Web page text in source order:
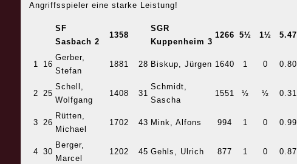
Angriffsspieler eine starke Leistung!
SF
Sasbach 2
1358
SGR
Kuppenheim 3
1266 5½ 1½ 5.47
1 16
Gerber,
Stefan
1881 28 Biskup, Jürgen 1640 1 0 0.80
2 25
Schell,
Wolfgang
1408 31
Schmidt,
Sascha
1551 ½ ½ 0.31
3 26
Rütten,
Michael
1702 43 Mink, Alfons 994 1 0 0.99
4 30
Berger,
Marcel
1202 45 Gehls, Ulrich 877 1 0 0.87